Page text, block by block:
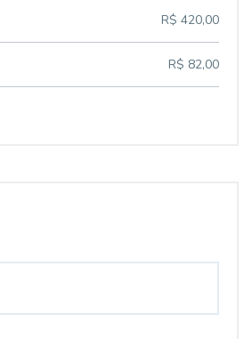
R$ 420,00
R$ 82,00